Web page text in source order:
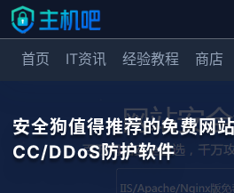
首页 IT资讯 经验教程 商店
安全狗值得推荐的免费网
CC/DDoS防护软件